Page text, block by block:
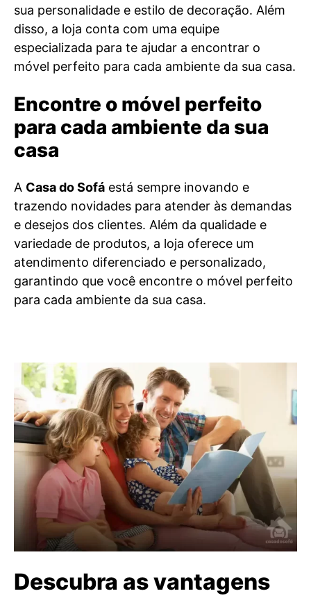
sua personalidade e estilo de decoração. Além
disso, a loja conta com uma equipe
especializada para te ajudar a encontrar o
móvel perfeito para cada ambiente da sua casa.
Encontre o móvel perfeito
para cada ambiente da sua
casa
A Casa do Sofá está sempre inovando e
trazendo novidades para atender às demandas
e desejos dos clientes. Além da qualidade e
variedade de produtos, a loja oferece um
atendimento diferenciado e personalizado,
garantindo que você encontre o móvel perfeito
para cada ambiente da sua casa.
Descubra as vantagens